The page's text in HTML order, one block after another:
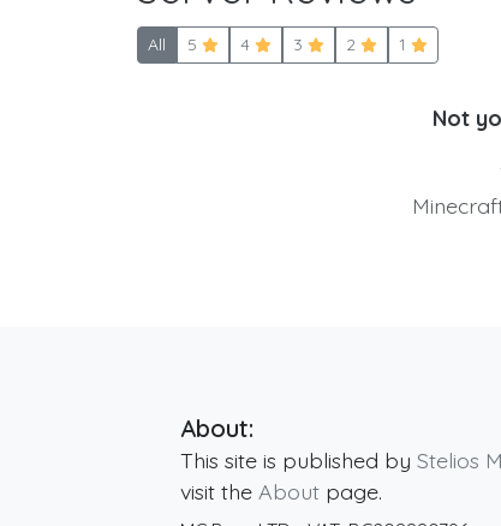
All 5 4 3 2 1
Not
About:
This site is published by Stelios
visit the About page.